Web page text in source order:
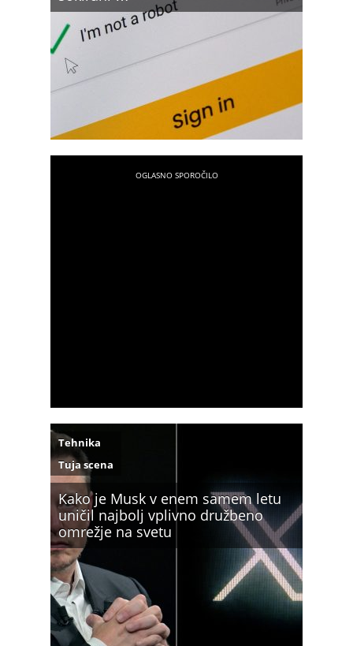
Kako je Musk v enem samem letu
uničil najbolj vplivno družbeno
omrežje na svetu
Tehnika
Tuja scena